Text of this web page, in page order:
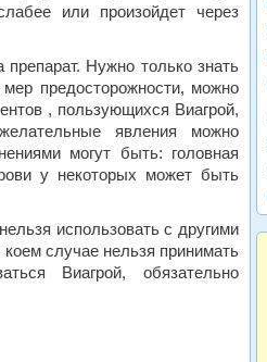
или произойдет через
Нужно только знать
предосторожности, можно
, пользующихся Виагрой,
явления можно
могут быть: головная
у некоторых может быть
использовать с другими
случае нельзя принимать
Виагрой, обязательно